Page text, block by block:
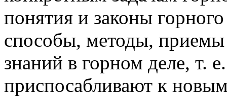
понятия и законы
способы, методы, приемы
знаний в горном деле, т.
приспосабливают к